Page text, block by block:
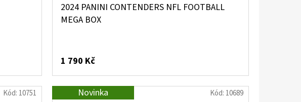
2024 PANINI CONTENDERS NFL FOOTBALL
MEGA BOX
1 790 Kč
Kód: 10751 Novinka Kód: 10689